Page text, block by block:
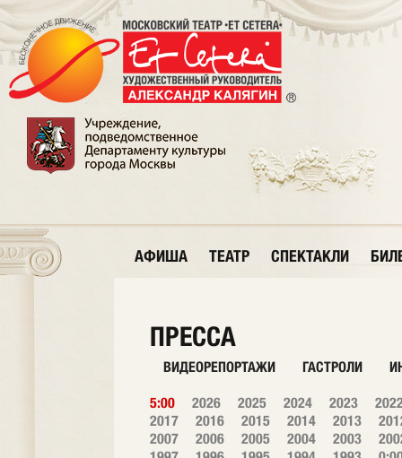
АФИША ТЕАТР СПЕКТАКЛИ
ПРЕССА
ВИДЕОРЕПОРТАЖИ ГАСТРОЛИ
5:00 2026 2025 2024 2023
2017
2016 2015 2014 2013
2007
2006 2005 2004 2003